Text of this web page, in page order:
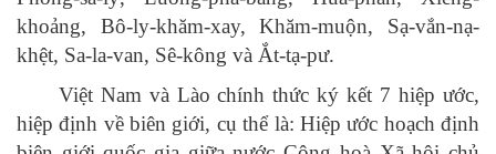
khoảng, Bô-ly-khăm-xay, Khăm-muộn, Sạ-vắn-nạ-
khệt, Sa-la-van, Sê-kông và Ắt-tạ-pư.
Việt Nam và Lào chính thức ký kết 7 hiệp ước,
hiệp định về biên giới, cụ thể là: Hiệp ước hoạch định